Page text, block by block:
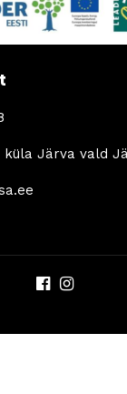
küla Järva vald